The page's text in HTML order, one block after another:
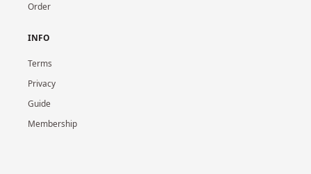
Order
INFO
Terms
Privacy
Guide
Membership